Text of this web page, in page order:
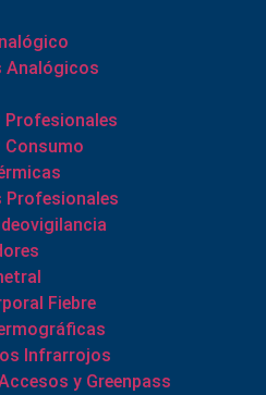
Analógicos
Profesionales
Consumo
Profesionales
Fiebre
Infrarrojos
y Greenpass